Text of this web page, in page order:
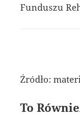
Funduszu
Źródło:
To